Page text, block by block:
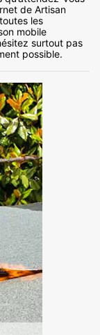
de Artisan
les
mobile
surtout pas
possible.